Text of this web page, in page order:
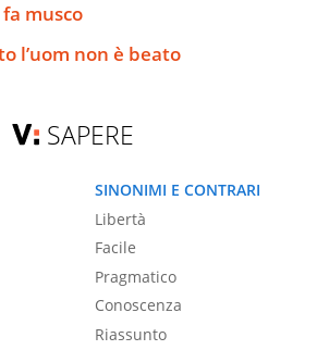
musco
l’uom non è beato
SAPERE
SINONIMI E CONTRARI
Libertà
Facile
Pragmatico
Conoscenza
Riassunto